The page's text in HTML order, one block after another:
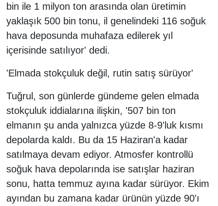
bin ile 1 milyon ton arasında olan üretimin
yaklaşık 500 bin tonu, il genelindeki 116 soğuk
hava deposunda muhafaza edilerek yıl
içerisinde satılıyor' dedi.
'Elmada stokçuluk değil, rutin satış sürüyor'
Tuğrul, son günlerde gündeme gelen elmada
stokçuluk iddialarına ilişkin, '507 bin ton
elmanın şu anda yalnızca yüzde 8-9'luk kısmı
depolarda kaldı. Bu da 15 Haziran'a kadar
satılmaya devam ediyor. Atmosfer kontrollü
soğuk hava depolarında ise satışlar haziran
sonu, hatta temmuz ayına kadar sürüyor. Ekim
ayından bu zamana kadar ürünün yüzde 90'ı